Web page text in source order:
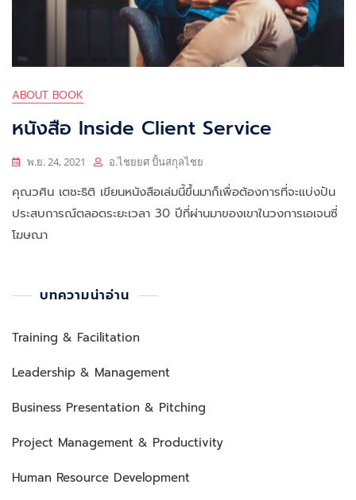
ABOUT BOOK
หนังสือ Inside Client Service
พ.ย. 24, 2021 อ.ไชยยศ ปั้นสกุลไชย
คุณวศิน เตชะธิติ เขียนหนังสือเล่มนี้ขึ้นมาก็เพื่อต้องการที่จะแบ่งปัน
ประสบการณ์ตลอดระยะเวลา 30 ปีที่ผ่านมาของเขาในวงการเอเจนซี่
โฆษณา
บทความน่าอ่าน
Training & Facilitation
Leadership & Management
Business Presentation & Pitching
Project Management & Productivity
Human Resource Development